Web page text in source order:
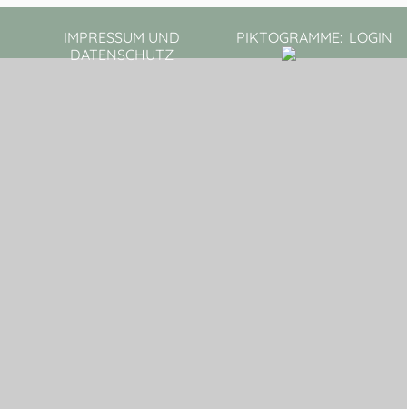
IMPRESSUM UND
DATENSCHUTZ
PIKTOGRAMME: LOGIN